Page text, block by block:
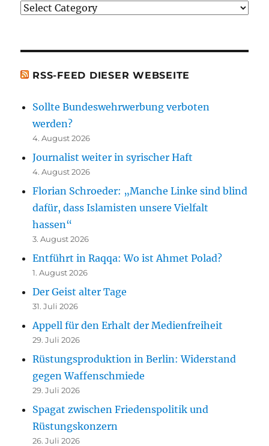
erwähnten
Justiz
RSS-FEED DIESER WEBSEITE
Sollte Bundeswehrwerbung verboten
werden?
4. August 2026
Journalist weiter in syrischer Haft
4. August 2026
Florian Schroeder: „Manche Linke sind blind
dafür, dass Islamisten unsere Vielfalt
hassen“
3. August 2026
Entführt in Raqqa: Wo ist Ahmet Polad?
1. August 2026
Der Geist alter Tage
31. Juli 2026
Appell für den Erhalt der Medienfreiheit
29. Juli 2026
Rüstungsproduktion in Berlin: Widerstand
gegen Waffenschmiede
29. Juli 2026
Spagat zwischen Friedenspolitik und
Rüstungskonzern
26. Juli 2026